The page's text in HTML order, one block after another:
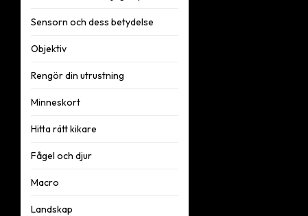
Sensorn och dess betydelse
Objektiv
Rengör din utrustning
Minneskort
Hitta rätt kikare
Fågel och djur
Macro
Landskap